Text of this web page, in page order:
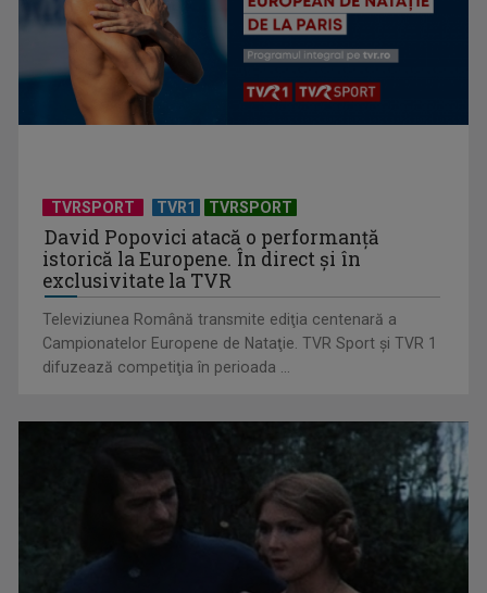
„Cerul” trupei Proconsul – a şasea cea mai votată piesă în
concursul „Cerbul ...
TVRSPORT TVR1 TVRSPORT
David Popovici atacă o performanţă
istorică la Europene. În direct şi în
exclusivitate la TVR
Televiziunea Română transmite ediţia centenară a
Campionatelor Europene de Nataţie. TVR Sport şi TVR 1
difuzează competiţia în perioada ...